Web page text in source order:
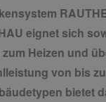
eignet sich
Heizen und
von bis zu
bietet